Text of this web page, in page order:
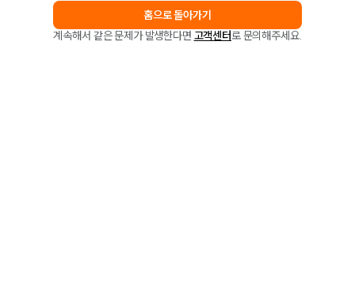
홈으로 돌아가기
계속해서 같은 문제가 발생한다면 고객센터로 문의해주세요.